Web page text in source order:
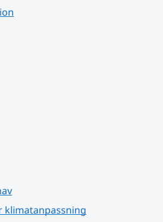
klimatanpassning